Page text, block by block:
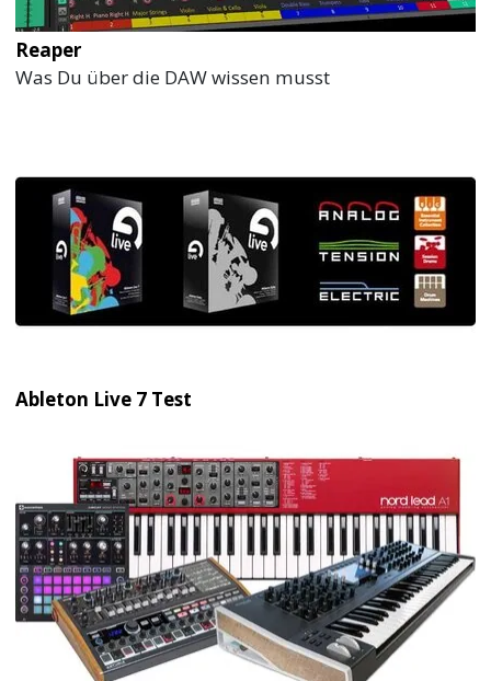
Reaper
Was Du über die DAW wissen musst
Ableton Live 7 Test